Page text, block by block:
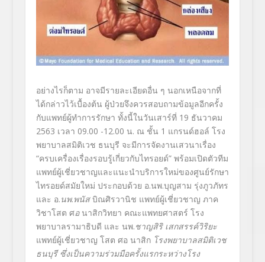
อย่างไรก็ตาม อาจมีรายละเอียดอื่น ๆ นอกเหนือจากที่
ได้กล่าวไว้เบื้องต้น ผู้ป่วยจึงควรสอบถามข้อมูลอีกครั้ง
กับแพทย์ผู้ทำการรักษา ทั้งนี้ในวันเสาร์ที่ 19 ธันวาคม
2563 เวลา 09.00 -12.00 น. ณ ชั้น 1 แกรนด์ฮอล์ โรง
พยาบาลสมิติเวช ธนบุรี จะมีการจัดงานเสวนาเรื่อง
“ครบเครื่องเรื่องรอบรู้เกี่ยวกับไทรอยด์” พร้อมเปิดตัวทีม
แพทย์ผู้เชี่ยวชาญและแนะนำบริการใหม่ของศูนย์รักษา
ไทรอยด์สมัยใหม่ ประกอบด้วย อ.นพ.บุญสาม รุ่งภูวภัทร
และ อ.นพ.พนัส บิณศิรวานิช แพทย์ผู้เชี่ยวชาญ ภาค
วิชาโสต ศอ นาสิกวิทยา คณะแพทยศาสตร์ โรง
พยาบาลรามาธิบดี และ นพ.ชาญสิริ เสกสรรค์วิริยะ
แพทย์ผู้เชี่ยวชาญ โสต ศอ นาสิก โรงพยาบาลสมิติเวช
ธนบุรีซึ่งเป็นความร่วมมือครั้งแรกระหว่างโรง